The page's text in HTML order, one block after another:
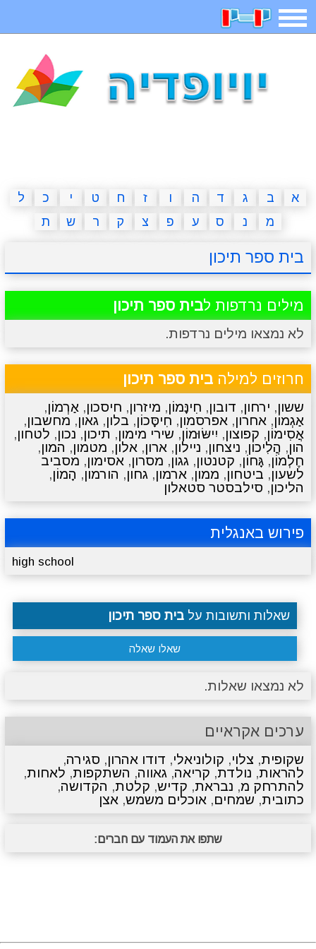
תפריט
איש תלוי מדריכים פוקימון גו מצא הבדלים
יצירה משחקי בנות אשליות חדשות
א ב ג ד ה ו ז ח ט י כ
ל
מ
נ ס ע פ צ ק ר ש ת
בית ספר תיכון
מילים נרדפות לבית ספר תיכון
לא נמצאו מילים נרדפות.
חרוזים למילה בית ספר תיכון
ששון, ירחון, דובון, חִינָּמוֹן, מיזרון, חיסכון, אַרְמוֹן,
אַגְמוֹן, אחרון, אפרסמון, חִיסָּכוֹן, בלון, גאון, מחשבון,
אֲסִימוֹן, קפוצון, יִישּׂוּמוֹן, שירי מימון, תיכון, נכון, לטחון,
הון, הֲלִיכוֹן, ניצחון, ניילון, ארון, אלון, מטמון, המון,
חֶלְמוֹן, גָּחוֹן, קטנטון, גגון, מסרון, אסימון, מסביב
לשעון, ביטחון, ממון, ארמון, גחון, הורמון, הָמוֹן,
הליכון, סילבסטר סטאלון
פירוש באנגלית
high school
שאלות ותשובות על בית ספר תיכון
שאלו שאלה
לא נמצאו שאלות.
ערכים אקראיים
שקופית, צלוי, קולוניאלי, דודו אהרון, סגירה,
להראות, נולדת, קריאה, גאווה, השתקפות, לאחות,
להתרחק מ, נבראת, קדיש, קלטת, הקדושה,
כתובית, שמחים, אוכלים משמש, אצן
שתפו את העמוד עם חברים: